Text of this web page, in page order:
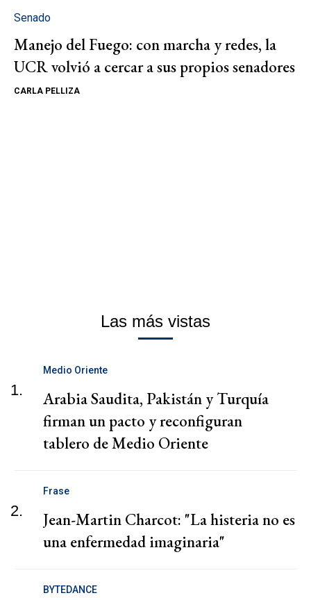
Senado
Manejo del Fuego: con marcha y redes, la
UCR volvió a cercar a sus propios senadores
CARLA PELLIZA
Las más vistas
1.
Medio Oriente
Arabia Saudita, Pakistán y Turquía
firman un pacto y reconfiguran
tablero de Medio Oriente
2.
Frase
Jean-Martin Charcot: "La histeria no es
una enfermedad imaginaria"
BYTEDANCE